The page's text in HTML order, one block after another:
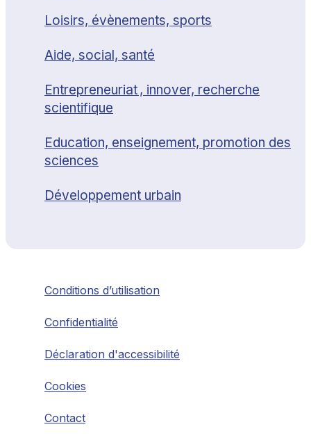
Loisirs, évènements, sports
Aide, social, santé
Entrepreneuriat , innover, recherche
scientifique
Education, enseignement, promotion des
sciences
Développement urbain
Conditions d’utilisation
Confidentialité
Déclaration d'accessibilité
Cookies
Contact